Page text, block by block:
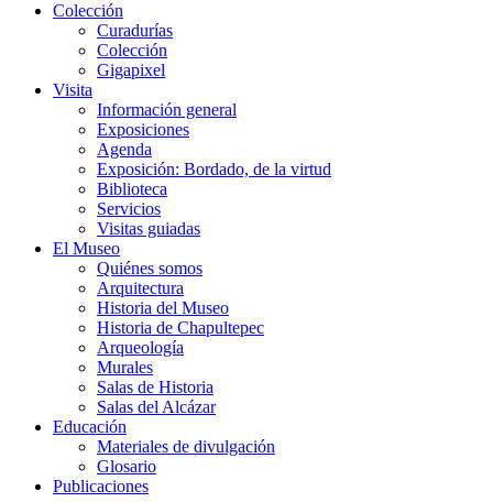
Colección
Curadurías
Colección
Gigapixel
Visita
Información general
Exposiciones
Agenda
Exposición: Bordado, de la virtud
Biblioteca
Servicios
Visitas guiadas
El Museo
Quiénes somos
Arquitectura
Historia del Museo
Historia de Chapultepec
Arqueología
Murales
Salas de Historia
Salas del Alcázar
Educación
Materiales de divulgación
Glosario
Publicaciones